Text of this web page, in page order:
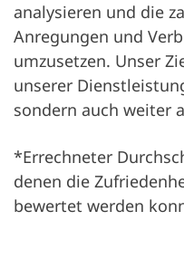
analysieren und die
Anregungen und
umzusetzen. Unser
unserer
sondern auch weiter
*Errechneter
denen die
bewertet werden